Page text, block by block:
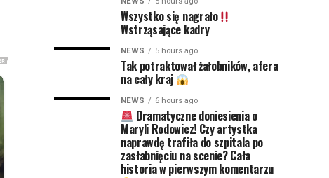
Wszystko się nagrało
Wstrząsające kadry
NEWS 5 hours ago
Tak potraktował żałobników, afera
na cały kraj
NEWS 6 hours ago
Dramatyczne doniesienia o
Maryli Rodowicz! Czy artystka
naprawdę trafiła do szpitala po
zasłabnięciu na scenie? Cała
historia w pierwszym komentarzu